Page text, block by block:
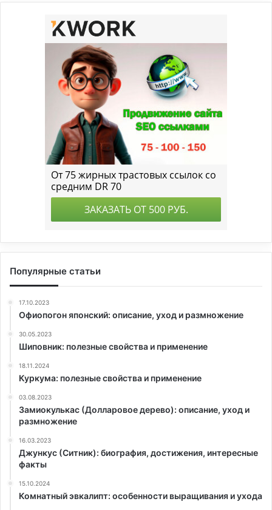
Популярные статьи
17.10.2023
Офиопогон японский: описание, уход и размножение
30.05.2023
Шиповник: полезные свойства и применение
18.11.2024
Куркума: полезные свойства и применение
03.08.2023
Замиокулькас (Долларовое дерево): описание, уход и
размножение
16.03.2023
Джункус (Ситник): биография, достижения, интересные
факты
15.10.2024
Комнатный эвкалипт: особенности выращивания и ухода